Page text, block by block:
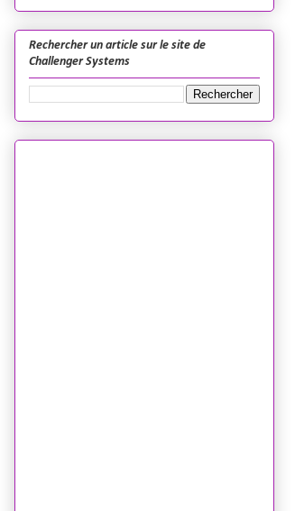
Rechercher un article sur le site de
Challenger Systems